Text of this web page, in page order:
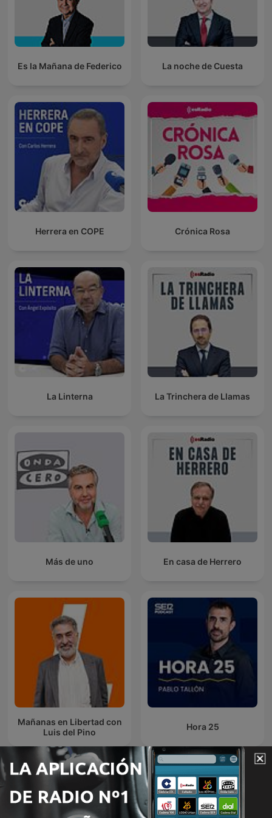
Es la Mañana de Federico La noche de Cuesta
Herrera en COPE Crónica Rosa
La Linterna La Trinchera de Llamas
Más de uno En casa de Herrero
Mañanas en Libertad con
Luis del Pino
Hora 25